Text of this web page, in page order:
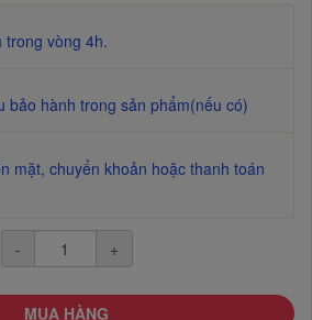
trong vòng 4h.
bảo hành trong sản phẩm(nếu có)
mặt, chuyển khoản hoặc thanh toán
- +
MUA HÀNG